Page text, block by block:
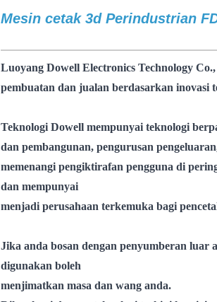
Mesin cetak 3d Perindustrian
Luoyang Dowell Electronics Technology
pembuatandan jualan berdasarkan inovasi
Teknologi Dowell mempunyai teknologi
dan pembangunan,pengurusan
memenangi pengiktirafan pengguna di
dan mempunyai
menjadi perusahaan terkemuka bagi
Jika anda bosan dengan penyumberan luar
digunakan boleh
menjimatkan masa dan wang anda.